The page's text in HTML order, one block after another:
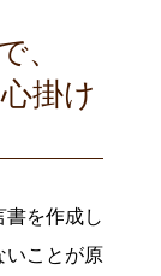
、
心掛け
書を作成し
いことが原